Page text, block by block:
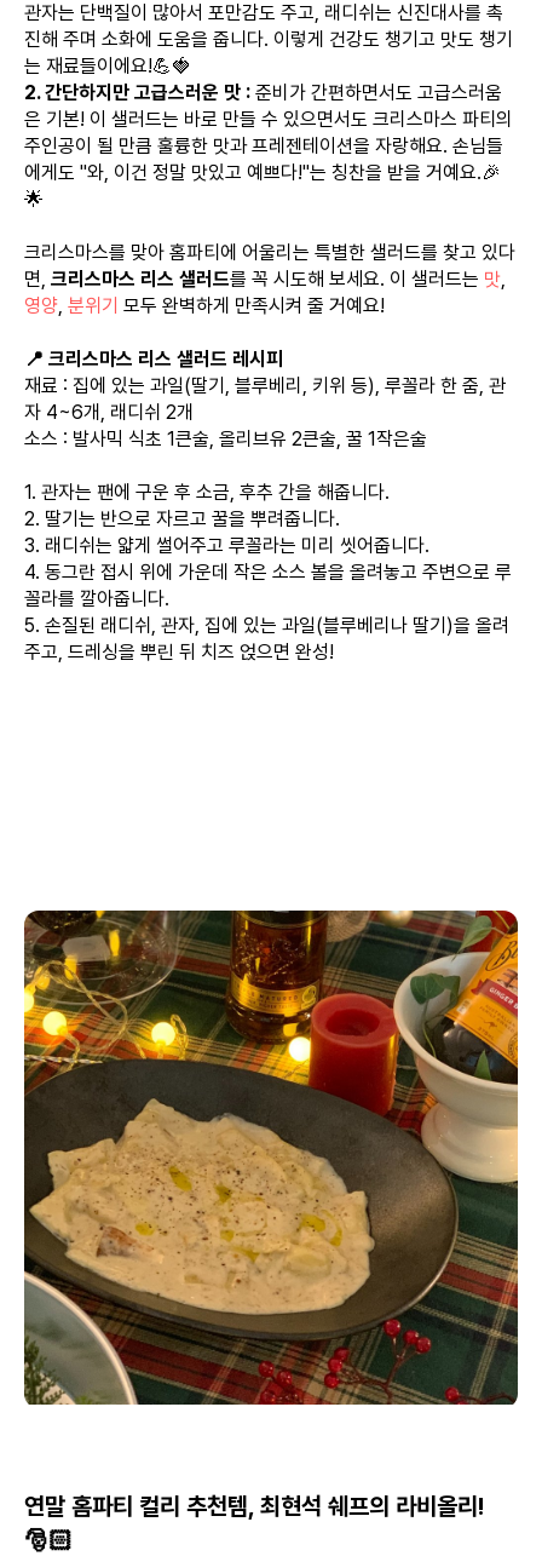
관자는 단백질이 많아서 포만감도 주고, 래디쉬는 신진대사를 촉
진해 주며 소화에 도움을 줍니다. 이렇게 건강도 챙기고 맛도 챙기
는 재료들이에요!💪🍓
2. 간단하지만 고급스러운 맛 : 준비가 간편하면서도 고급스러움
은 기본! 이 샐러드는 바로 만들 수 있으면서도 크리스마스 파티의
주인공이 될 만큼 훌륭한 맛과 프레젠테이션을 자랑해요. 손님들
에게도 "와, 이건 정말 맛있고 예쁘다!"는 칭찬을 받을 거예요.🎉
🌟
크리스마스를 맞아 홈파티에 어울리는 특별한 샐러드를 찾고 있다
면, 크리스마스 리스 샐러드를 꼭 시도해 보세요. 이 샐러드는 맛,
영양, 분위기 모두 완벽하게 만족시켜 줄 거예요!
📍 크리스마스 리스 샐러드 레시피
재료 : 집에 있는 과일(딸기, 블루베리, 키위 등), 루꼴라 한 줌, 관
자 4~6개, 래디쉬 2개
소스 : 발사믹 식초 1큰술, 올리브유 2큰술, 꿀 1작은술
1. 관자는 팬에 구운 후 소금, 후추 간을 해줍니다.
2. 딸기는 반으로 자르고 꿀을 뿌려줍니다.
3. 래디쉬는 얇게 썰어주고 루꼴라는 미리 씻어줍니다.
4. 동그란 접시 위에 가운데 작은 소스 볼을 올려놓고 주변으로 루
꼴라를 깔아줍니다.
5. 손질된 래디쉬, 관자, 집에 있는 과일(블루베리나 딸기)을 올려
주고, 드레싱을 뿌린 뒤 치즈 얹으면 완성!
연말 홈파티 컬리 추천템, 최현석 쉐프의 라비올리!
🎅🏻